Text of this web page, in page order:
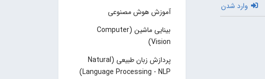
وارد شدن
آموزش هوش مصنوعی
بینایی ماشین (Computer
Vision)
پردازش زبان طبیعی (Natural
Language Processing - NLP)